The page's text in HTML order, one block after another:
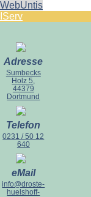
WebUntis
IServ
Adresse
Sumbecks
Holz 5,
44379
Dortmund
Telefon
0231 / 50 12
640
eMail
info@droste-
huelshoff-